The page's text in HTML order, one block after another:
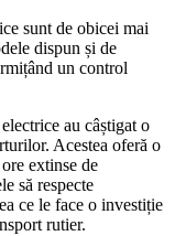
sunt de obicei mai
dispun și de
un control
au câștigat o
Acestea oferă o
extinse de
să respecte
ce le face o investiție
rutier.